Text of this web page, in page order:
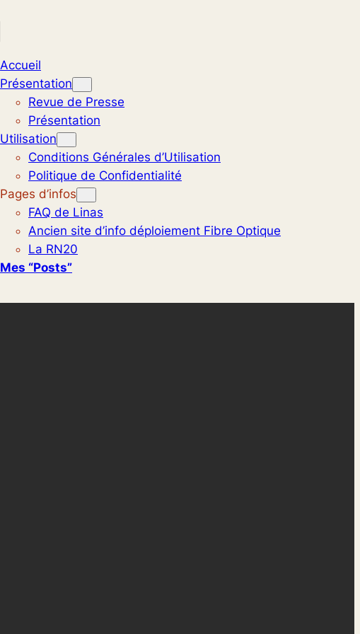
Accueil
Présentation
Revue de Presse
Présentation
Utilisation
Conditions Générales d’Utilisation
Politique de Confidentialité
Pages d’infos
FAQ de Linas
Ancien site d’info déploiement Fibre Optique
La RN20
Mes “posts”